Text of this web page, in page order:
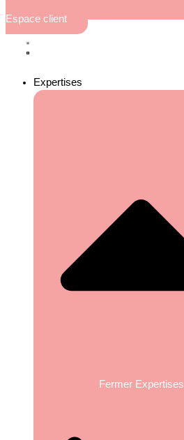
Espace client
Expertises
Fermer Expertises